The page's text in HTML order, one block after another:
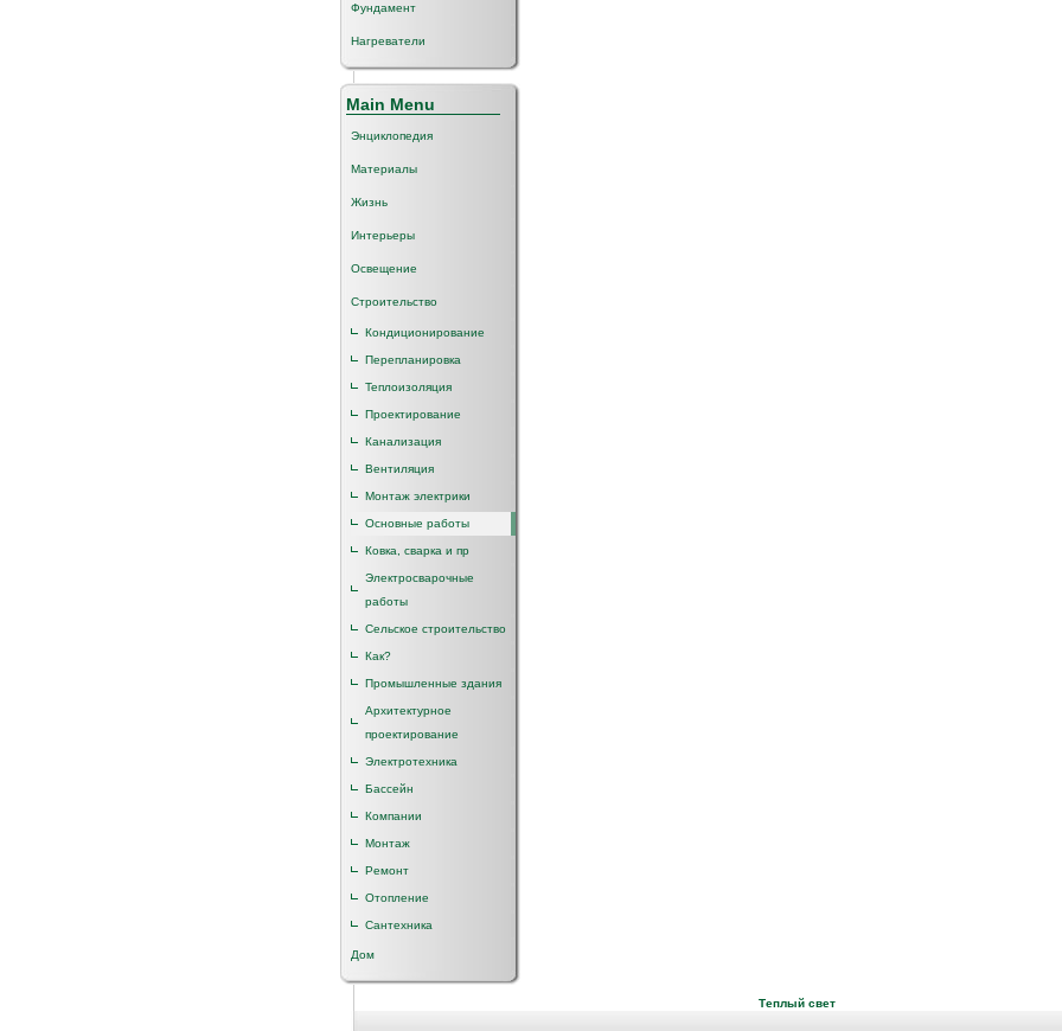
Фундамент
Нагреватели
Main Menu
Энциклопедия
Материалы
Жизнь
Интерьеры
Освещение
Строительство
Кондиционирование
Перепланировка
Теплоизоляция
Проектирование
Канализация
Вентиляция
Монтаж электрики
Основные работы
Ковка, сварка и пр
Электросварочные
работы
Сельское строительство
Как?
Промышленные здания
Архитектурное
проектирование
Электротехника
Бассейн
Компании
Монтаж
Ремонт
Отопление
Сантехника
Дом
Теплый свет